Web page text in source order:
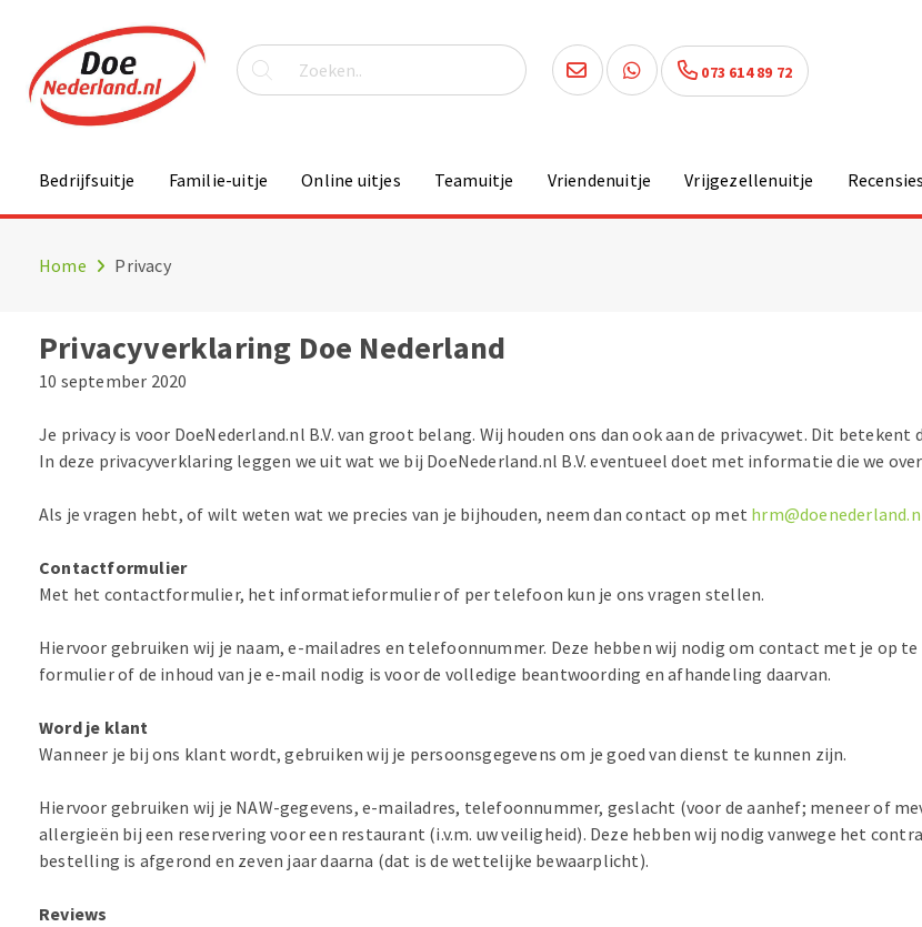
073 614 89 72
Bedrijfsuitje Familie-uitje Online uitjes Teamuitje Vriendenuitje Vrijgezellenuitje Recensies
Home Privacy
Privacyverklaring Doe Nederland
10 september 2020
Je privacy is voor DoeNederland.nl B.V. van groot belang. Wij houden ons dan ook aan de privacywet. Dit
In deze privacyverklaring leggen we uit wat we bij DoeNederland.nl B.V. eventueel doet met informatie die we
Als je vragen hebt, of wilt weten wat we precies van je bijhouden, neem dan contact op met
Contactformulier
Met het contactformulier, het informatieformulier of per telefoon kun je ons vragen stellen.
Hiervoor gebruiken wij je naam, e-mailadres en telefoonnummer. Deze hebben wij nodig om contact met je op
formulier of de inhoud van je e-mail nodig is voor de volledige beantwoording en afhandeling daarvan.
Word je klant
Wanneer je bij ons klant wordt, gebruiken wij je persoonsgegevens om je goed van dienst te kunnen zijn.
Hiervoor gebruiken wij je NAW-gegevens, e-mailadres, telefoonnummer, geslacht (voor de aanhef; meneer of
allergieën bij een reservering voor een restaurant (i.v.m. uw veiligheid). Deze hebben wij nodig vanwege het
bestelling is afgerond en zeven jaar daarna (dat is de wettelijke bewaarplicht).
Reviews